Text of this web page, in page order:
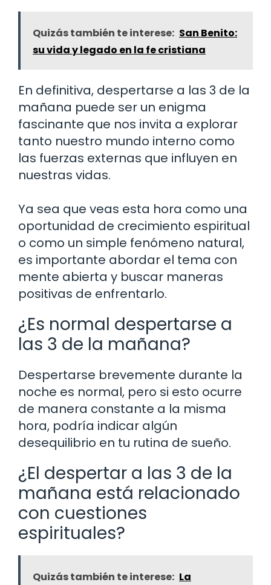
Quizás también te interese: San Benito:
su vida y legado en la fe cristiana
En definitiva, despertarse a las 3 de la
mañana puede ser un enigma
fascinante que nos invita a explorar
tanto nuestro mundo interno como
las fuerzas externas que influyen en
nuestras vidas.
Ya sea que veas esta hora como una
oportunidad de crecimiento espiritual
o como un simple fenómeno natural,
es importante abordar el tema con
mente abierta y buscar maneras
positivas de enfrentarlo.
¿Es normal despertarse a
las 3 de la mañana?
Despertarse brevemente durante la
noche es normal, pero si esto ocurre
de manera constante a la misma
hora, podría indicar algún
desequilibrio en tu rutina de sueño.
¿El despertar a las 3 de la
mañana está relacionado
con cuestiones
espirituales?
Quizás también te interese: La